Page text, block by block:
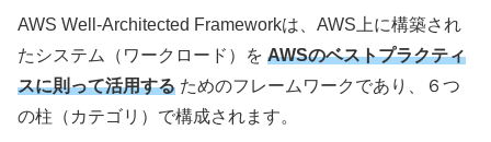
AWS Well-Architected Frameworkは、AWS上に構築され
たシステム（ワークロード）を AWSのベストプラクティ
スに則って活用する ためのフレームワークであり、６つ
の柱（カテゴリ）で構成されます。